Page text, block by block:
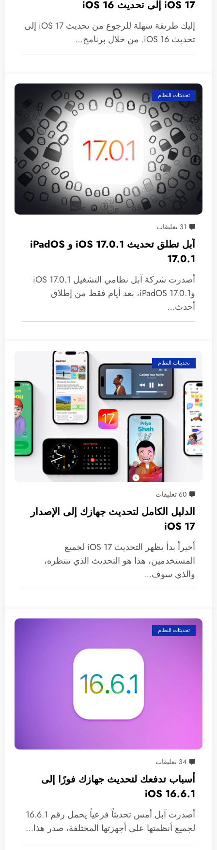
iOS 17 إلى تحديث iOS 16
إليك طريقة سهلة للرجوع من تحديث iOS 17 إلى
تحديث iOS 16. من خلال برنامج…
تحديثات النظام
31 تعليقات
آبل تطلق تحديث 17.0.1 iOS و iPadOS
17.0.1
أصدرت شركة آبل نظامي التشغيل iOS 17.0.1
وiPadOS 17.0.1، بعد أيام فقط من إطلاق
أحدث…
تحديثات النظام
60 تعليقات
الدليل الكامل لتحديث جهازك إلى الإصدار
iOS 17
أخيراً بدأ يظهر التحديث iOS 17 لجميع
المستخدمين، هذا هو التحديث الذي تنتظره،
والذي سوف…
تحديثات النظام
34 تعليقات
أسباب تدفعك لتحديث جهازك فورًا إلى
iOS 16.6.1
أصدرت آبل أمس تحديثاً فرعياً يحمل رقم 16.6.1
لجميع أنظمتها على أجهزتها المختلفة، صدر هذا…